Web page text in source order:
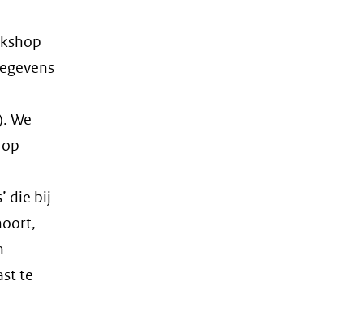
We
die bij
te